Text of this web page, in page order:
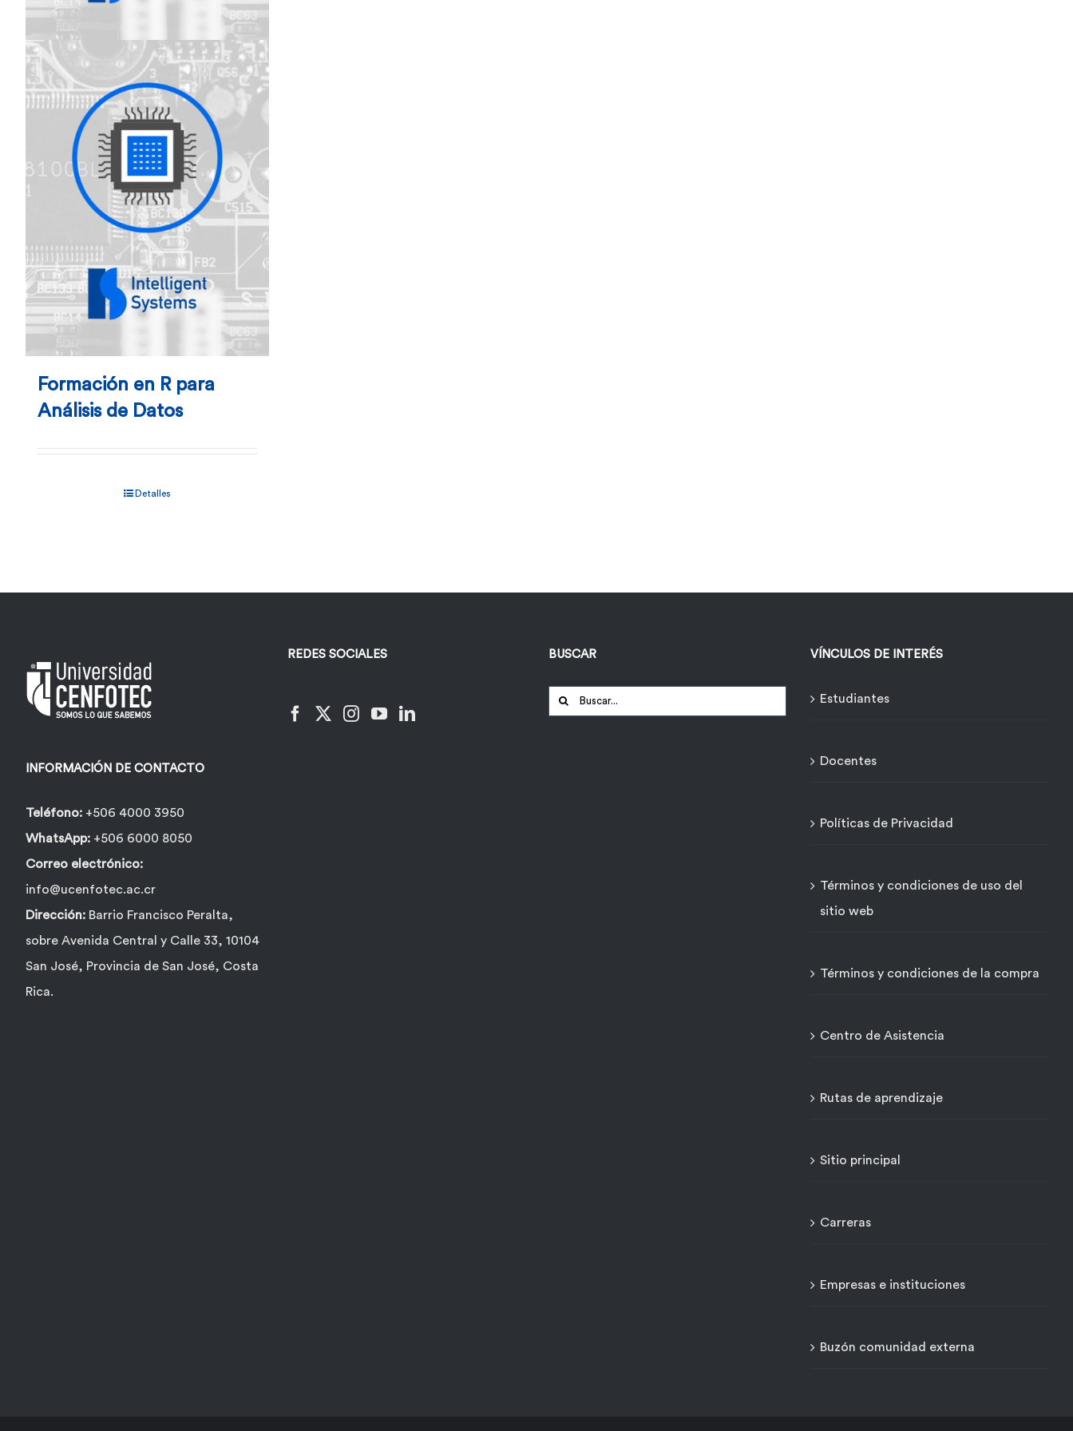
Formación en R para
Análisis de Datos
Detalles
INFORMACIÓN DE CONTACTO
Teléfono: +506 4000 3950
WhatsApp: +506 6000 8050
Correo electrónico:
info@ucenfotec.ac.cr
Dirección: Barrio Francisco Peralta,
sobre Avenida Central y Calle 33, 10104
San José, Provincia de San José, Costa
Rica.
REDES SOCIALES BUSCAR
Buscar:
VÍNCULOS DE INTERÉS
Estudiantes
Docentes
Políticas de Privacidad
Términos y condiciones de uso del
sitio web
Términos y condiciones de la compra
Centro de Asistencia
Rutas de aprendizaje
Sitio principal
Carreras
Empresas e instituciones
Buzón comunidad externa